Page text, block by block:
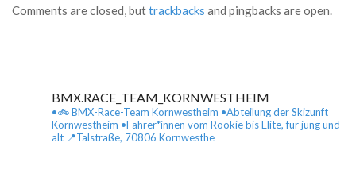
Comments are closed, buttrackbacks and pingbacks are open.
BMX.RACE_TEAM_KORNWESTHEIM
•🚲 BMX-Race-Team Kornwestheim •Abteilung der Skizunft
Kornwestheim •Fahrer*innen vom Rookie bis Elite, für jung und
alt 📍Talstraße, 70806 Kornwesthe